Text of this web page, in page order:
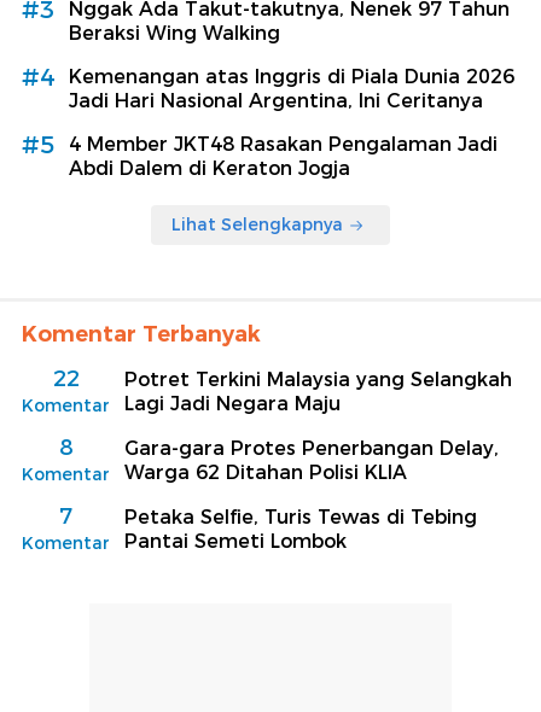
#3
Nggak Ada Takut-takutnya, Nenek 97 Tahun
Beraksi Wing Walking
#4
Kemenangan atas Inggris di Piala Dunia 2026
Jadi Hari Nasional Argentina, Ini Ceritanya
#5
4 Member JKT48 Rasakan Pengalaman Jadi
Abdi Dalem di Keraton Jogja
Lihat Selengkapnya
Komentar Terbanyak
22
Komentar
Potret Terkini Malaysia yang Selangkah
Lagi Jadi Negara Maju
8
Komentar
Gara-gara Protes Penerbangan Delay,
Warga 62 Ditahan Polisi KLIA
7
Komentar
Petaka Selfie, Turis Tewas di Tebing
Pantai Semeti Lombok